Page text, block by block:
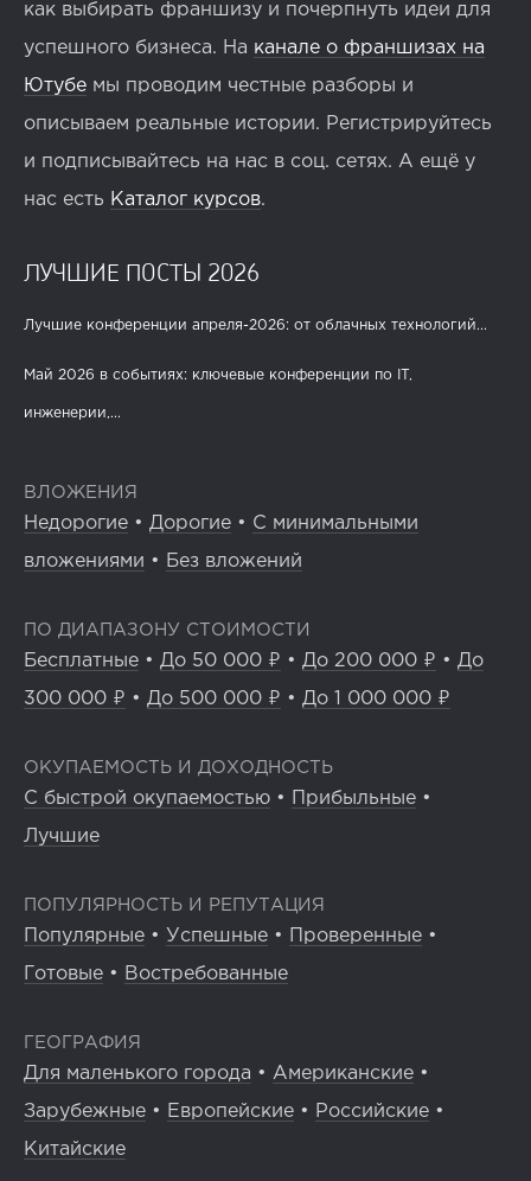
как выбирать франшизу и почерпнуть идеи для
успешного бизнеса. На канале о франшизах на
Ютубе мы проводим честные разборы и
описываем реальные истории. Регистрируйтесь
и подписывайтесь на нас в соц. сетях. А ещё у
нас есть Каталог курсов.
ЛУЧШИЕ ПОСТЫ 2026
Лучшие конференции апреля-2026: от облачных технологий...
Май 2026 в событиях: ключевые конференции по IT,
инженерии,...
ВЛОЖЕНИЯ
Недорогие • Дорогие • С минимальными
вложениями • Без вложений
ПО ДИАПАЗОНУ СТОИМОСТИ
Бесплатные • До 50 000 ₽ • До 200 000 ₽ • До
300 000 ₽ • До 500 000 ₽ • До 1 000 000 ₽
ОКУПАЕМОСТЬ И ДОХОДНОСТЬ
С быстрой окупаемостью • Прибыльные •
Лучшие
ПОПУЛЯРНОСТЬ И РЕПУТАЦИЯ
Популярные • Успешные • Проверенные •
Готовые • Востребованные
ГЕОГРАФИЯ
Для маленького города • Американские •
Зарубежные • Европейские • Российские •
Китайские